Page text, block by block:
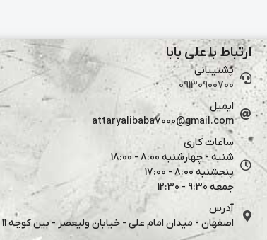
ارتباط با علی بابا
پشتیبانی
09130900700
ایمیل
attaryalibaba7000@gmail.com
ساعات کاری
شنبه - چهارشنبه 8:00 - 18:00
پنجشنبه 8:00 - 17:00
جمعه 9:30 - 12:30
آدرس
اصفهان - میدان امام علی - خیابان ولیعصر - بین کوچه 11 و 13